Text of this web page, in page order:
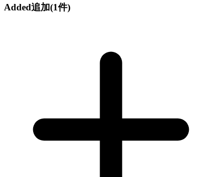
Added追加(1件)